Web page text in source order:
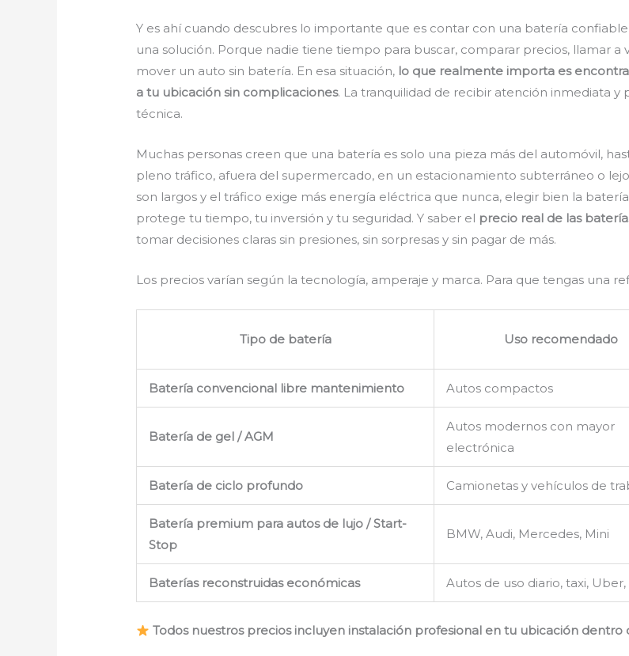
Y es ahí cuando descubres lo importante que es contar con una batería
una solución. Porque nadie tiene tiempo para buscar, comparar precios, llamar a
mover un auto sin batería. En esa situación, lo que realmente importa es
a tu ubicación sin complicaciones. La tranquilidad de recibir atención inmediata
técnica.
Muchas personas creen que una batería es solo una pieza más del automóvil,
pleno tráfico, afuera del supermercado, en un estacionamiento subterráneo o
son largos y el tráfico exige más energía eléctrica que nunca, elegir bien la
protege tu tiempo, tu inversión y tu seguridad. Y saber el precio real de las
tomar decisiones claras sin presiones, sin sorpresas y sin pagar de más.
Los precios varían según la tecnología, amperaje y marca. Para que tengas una
Tipo de batería Uso recomendado
Batería convencional libre mantenimiento Autos compactos
Batería de gel / AGM
Autos modernos con mayor
electrónica
Batería de ciclo profundo Camionetas y vehículos de
Batería premium para autos de lujo / Start-
Stop
BMW, Audi, Mercedes, Mini
Baterías reconstruidas económicas Autos de uso diario, taxi,
Todos nuestros precios incluyen instalación profesional en tu ubicación dentro